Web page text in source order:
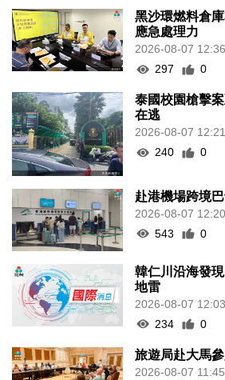
黑沙環燃料倉
應急處理力
2026-08-07 12:36
297
0
泰國校園槍擊
在逃
2026-08-07 12:21
240
0
赴港機場跨境
2026-08-07 12:20
543
0
韓仁川沿海發
地雷
2026-08-07 12:03
234
0
旅遊局赴大馬
2026-08-07 11:45